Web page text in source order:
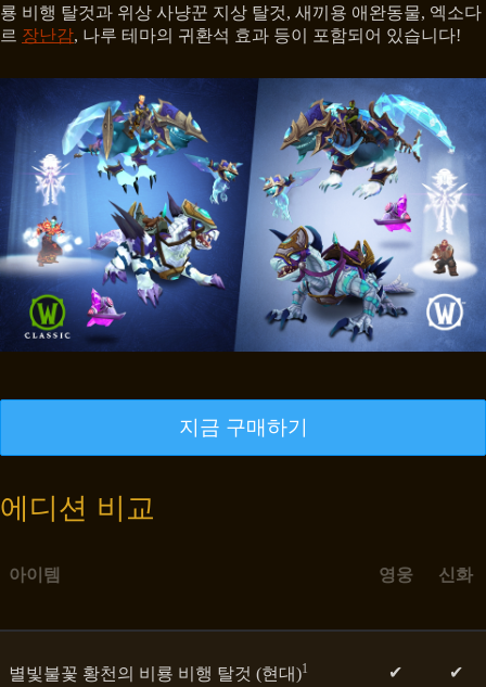
룡 비행 탈것과 위상 사냥꾼 지상 탈것, 새끼용 애완동물, 엑소다
르 장난감, 나루 테마의 귀환석 효과 등이 포함되어 있습니다!
지금 구매하기
에디션 비교
아이템 영웅 신화
별빛불꽃 황천의 비룡 비행 탈것 (현대)1 ✔ ✔